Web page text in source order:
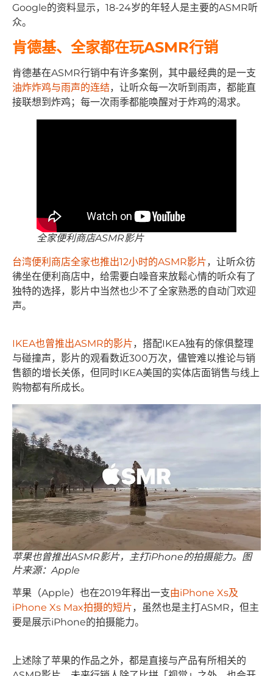
Google的资料显示，18-24岁的年轻人是主要的ASMR听
众。
肯德基、全家都在玩ASMR行销
肯德基在ASMR行销中有许多案例，其中最经典的是一支
油炸炸鸡与雨声的连结，让听众每一次听到雨声，都能直
接联想到炸鸡；每一次雨季都能唤醒对于炸鸡的渴求。
全家便利商店ASMR影片
台湾便利商店全家也推出12小时的ASMR影片，让听众彷
彿坐在便利商店中，给需要白噪音来放鬆心情的听众有了
独特的选择，影片中当然也少不了全家熟悉的自动门欢迎
声。
IKEA也曾推出ASMR的影片，搭配IKEA独有的傢俱整理
与碰撞声，影片的观看数近300万次，儘管难以推论与销
售额的增长关係，但同时IKEA美国的实体店面销售与线上
购物都有所成长。
苹果也曾推出ASMR影片，主打iPhone的拍摄能力。图
片来源：Apple
苹果（Apple）也在2019年释出一支由iPhone Xs及
iPhone Xs Max拍摄的短片，虽然也是主打ASMR，但主
要是展示iPhone的拍摄能力。
上述除了苹果的作品之外，都是直接与产品有所相关的